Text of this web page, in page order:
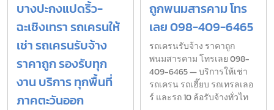
บางปะกงแปดริ้ว-
ฉะเชิงเทรา รถเครนให้
เช่า รถเครนรับจ้าง
ราคาถูก รองรับทุก
งาน บริการ ทุกพื้นที่
ภาคตะวันออก
ถูกพนมสารคาม โทร
เลย 098-409-6465
รถเครนรับจ้าง ราคาถูก
พนมสารคาม โทรเลย 098-
409-6465 — บริการให้เช่า
รถเครน รถเฮี๊ยบ รถเทรลเลอ
ร์ และรถ 10 ล้อรับจ้างทั่วไท